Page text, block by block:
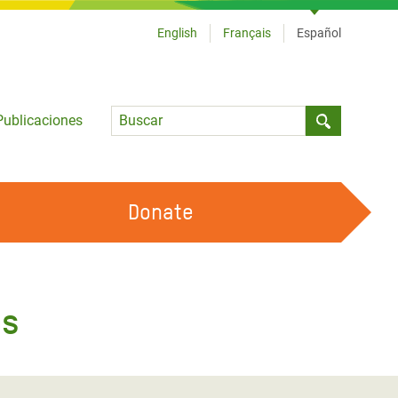
Language
English Français Español
HAZ VOLUNTARIADO
Donate